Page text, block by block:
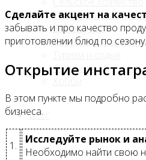
Строительство,
Сфера услуг
Торговля и магазины
Финансы
Блог
Сделайте акцент на
забывать и про качество
приготовлении блюд по
Открытие
В этом пункте мы подробно
бизнеса.
1. Исследуйте рынок и
Необходимо найти свою